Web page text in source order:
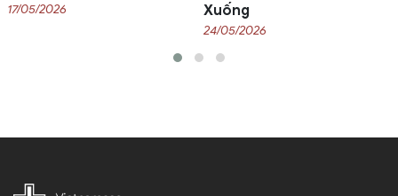
17/05/2026
Xuống
24/05/2026